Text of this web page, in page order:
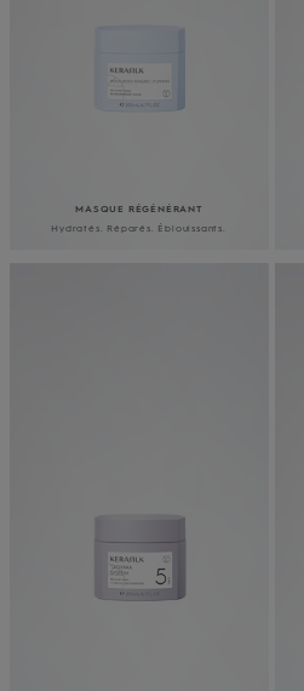
MASQUE RÉGÉNÉRANT
Hydratés. Réparés. Éblouissants.